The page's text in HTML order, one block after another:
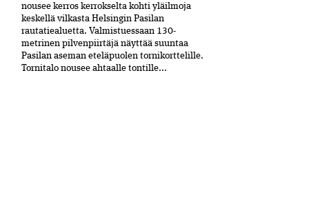
nousee kerros kerrokselta kohti yläilmoja
keskellä vilkasta Helsingin Pasilan
rautatiealuetta. Valmistuessaan 130-
metrinen pilvenpiirtäjä näyttää suuntaa
Pasilan aseman eteläpuolen tornikorttelille.
Tornitalo nousee ahtaalle tontille...